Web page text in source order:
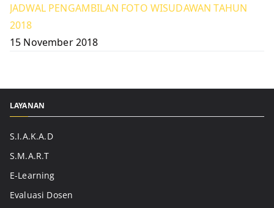
JADWAL PENGAMBILAN FOTO WISUDAWAN TAHUN
2018
15 November 2018
LAYANAN
S.I.A.K.A.D
S.M.A.R.T
E-Learning
Evaluasi Dosen